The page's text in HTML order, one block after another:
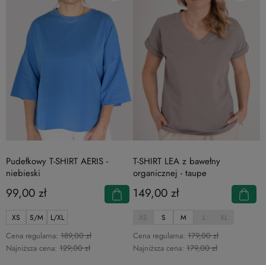
Pudełkowy T-SHIRT AERIS -
niebieski
99,00 zł
Cena regularna: 189,00 zł
Najniższa cena: 129,00 zł
XS S/M L/XL
T-SHIRT LEA z bawełny
organicznej - taupe
149,00 zł
Cena regularna: 179,00 zł
Najniższa cena: 179,00 zł
XS S M L XL